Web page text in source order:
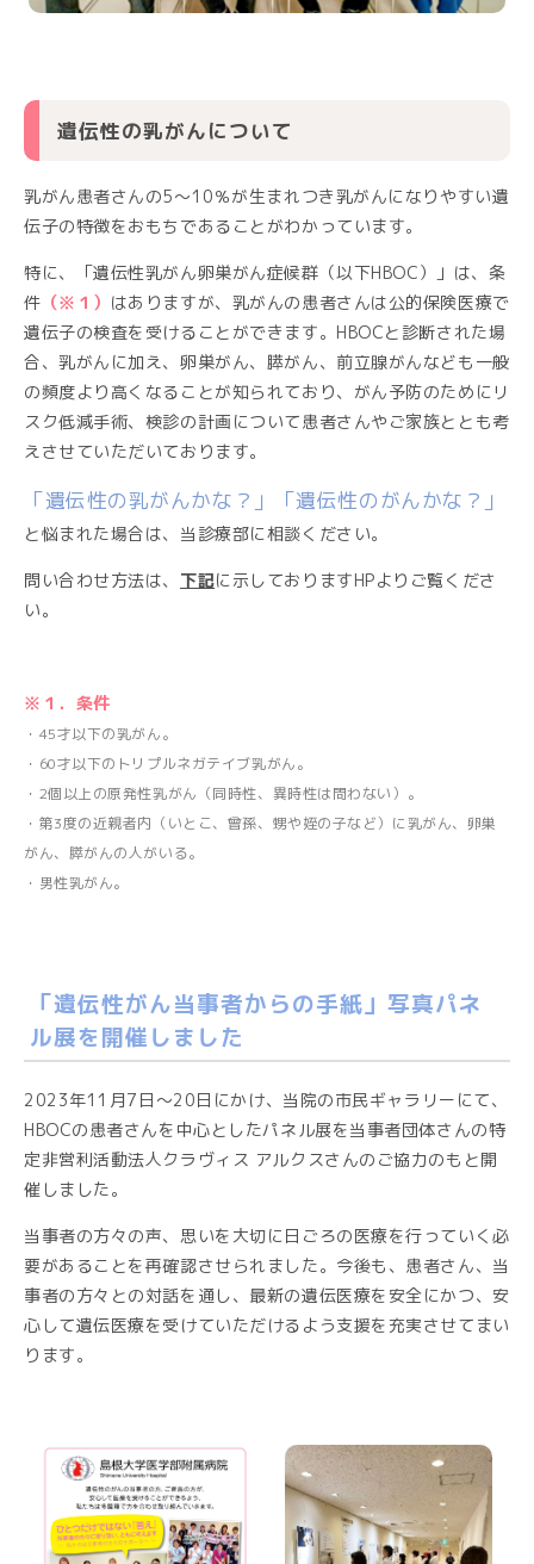
遺伝性の乳がんについて
乳がん患者さんの5～10％が生まれつき乳がんになりやすい遺
伝子の特徴をおもちであることがわかっています。
特に、「遺伝性乳がん卵巣がん症候群（以下HBOC）」は、条
件 （※１） はありますが、乳がんの患者さんは公的保険医療で
遺伝子の検査を受けることができます。HBOCと診断された場
合、乳がんに加え、卵巣がん、膵がん、前立腺がんなども一般
の頻度より高くなることが知られており、がん予防のためにリ
スク低減手術、検診の計画について患者さんやご家族ととも考
えさせていただいております。
「遺伝性の乳がんかな？」「遺伝性のがんかな？」
と悩まれた場合は、当診療部に相談ください。
問い合わせ方法は、 下記に示しておりますHPよりご覧くださ
い。
※１．条件
・45才以下の乳がん。
・60才以下のトリプルネガテイブ乳がん。
・2個以上の原発性乳がん（同時性、異時性は問わない）。
・第3度の近親者内（いとこ、曾孫、甥や姪の子など）に乳がん、卵巣
がん、膵がんの人がいる。
・男性乳がん。
「遺伝性がん当事者からの手紙」写真パネ
ル展を開催しました
2023年11月7日～20日にかけ、当院の市民ギャラリーにて、
HBOCの患者さんを中心としたパネル展を当事者団体さんの特
定非営利活動法人クラヴィス アルクスさんのご協力のもと開
催しました。
当事者の方々の声、思いを大切に日ごろの医療を行っていく必
要があることを再確認させられました。今後も、患者さん、当
事者の方々との対話を通し、最新の遺伝医療を安全にかつ、安
心して遺伝医療を受けていただけるよう支援を充実させてまい
ります。